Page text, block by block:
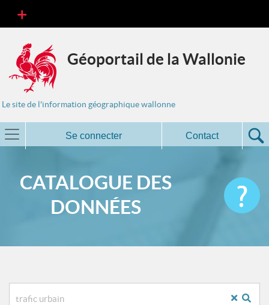
Géoportail de la Wallonie
Le site de l'information géographique wallonne
Se connecter Contact
CATALOGUE DES
DONNÉES